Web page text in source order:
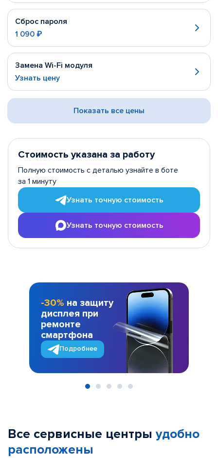
Сброс пароля
1 090 ₽
Замена Wi-Fi модуля
Узнать цену
Показать все цены
Стоимость указана за работу
Полную стоимость с деталью узнайте в боте
за 1 минуту
Узнать точную стоимость
Узнать точную стоимость
-30% на защиту
дисплея при
ремонте
смартфона
Подробнее
Все сервисные центры удобно
расположены